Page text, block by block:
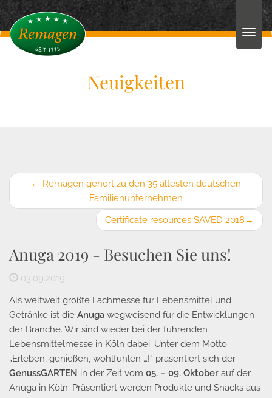
Neuigkeiten
← Remagen gehört zu den 35 ältesten deutschen
Familienunternehmen
Certificate resources SAVED 2018 →
Anuga 2019 - Besuchen Sie uns!
03.09.2019
Als weltweit größte Fachmesse für Lebensmittel und
Getränke ist die Anuga wegweisend für die Entwicklungen
der Branche. Wir sind wieder bei der führenden
Lebensmittelmesse in Köln dabei. Unter dem Motto
„Erleben, genießen, wohlfühlen …!“ präsentiert sich der
GenussGARTEN in der Zeit vom 05. – 09. Oktober auf der
Anuga in Köln. Präsentiert werden Produkte und Snacks aus